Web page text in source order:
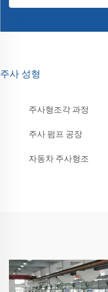
주사 성형
주사형조각 과정
주사 펌프 공장
자동차 주사형조